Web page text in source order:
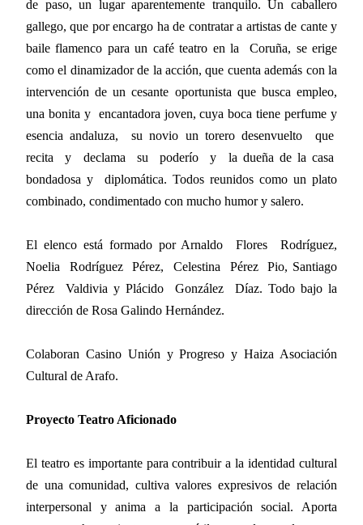
de paso, un lugar aparentemente tranquilo. Un caballero
gallego, que por encargo ha de contratar a artistas de cante y
baile flamenco para un café teatro en la
Coruña, se erige
como el dinamizador de la acción, que cuenta además con la
intervención de un cesante oportunista que busca empleo,
una bonita y encantadora joven, cuya boca tiene perfume y
esencia andaluza,
su novio un torero desenvuelto
que
recita
y declama su poderío y
la dueña de la casa
bondadosa y
diplomática. Todos reunidos como un plato
combinado, condimentado con mucho humor y salero.
El elenco está formado por Arnaldo Flores
Rodríguez,
Noelia
Rodríguez Pérez, Celestina Pérez
Pio, Santiago
Pérez
Valdivia y Plácido González
Díaz. Todo bajo la
dirección de Rosa Galindo Hernández.
Colaboran Casino Unión y Progreso y Haiza Asociación
Cultural de Arafo.
Proyecto Teatro Aficionado
El teatro es importante para contribuir a la identidad cultural
de una comunidad, cultiva valores expresivos de relación
interpersonal y anima a la participación social. Aporta